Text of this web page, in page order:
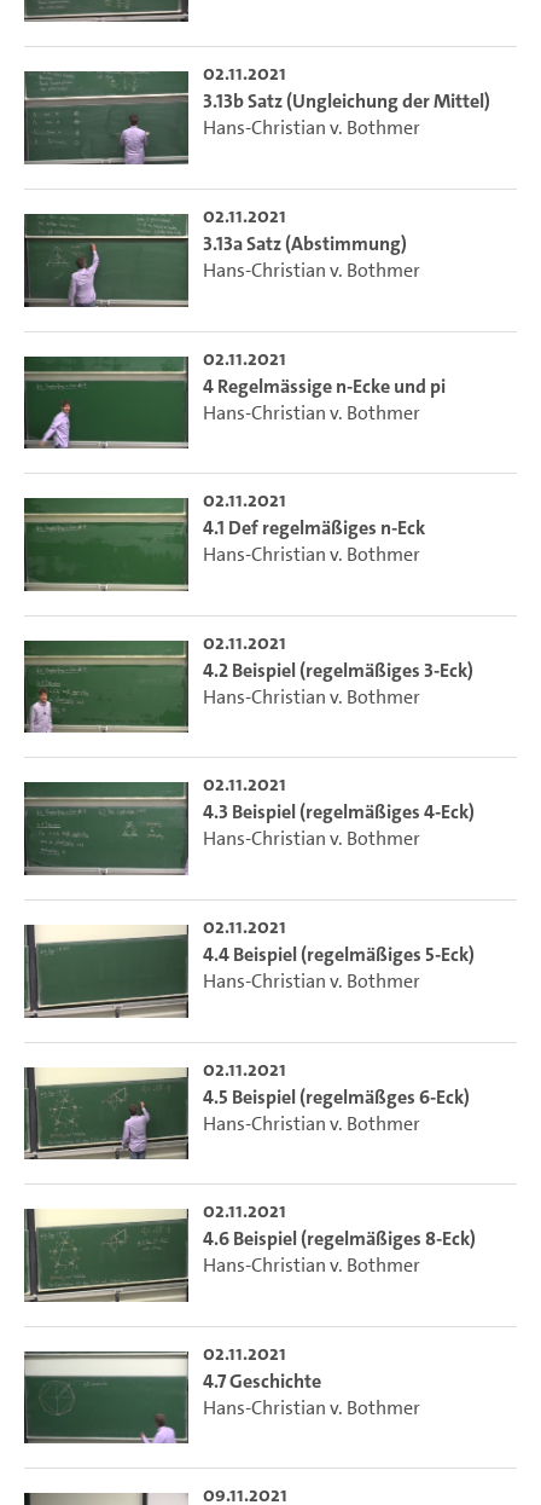
02.11.2021
3.13b Satz (Ungleichung der Mittel)
Hans-Christian v. Bothmer
02.11.2021
3.13a Satz (Abstimmung)
Hans-Christian v. Bothmer
02.11.2021
4 Regelmässige n-Ecke und pi
Hans-Christian v. Bothmer
02.11.2021
4.1 Def regelmäßiges n-Eck
Hans-Christian v. Bothmer
02.11.2021
4.2 Beispiel (regelmäßiges 3-Eck)
Hans-Christian v. Bothmer
02.11.2021
4.3 Beispiel (regelmäßiges 4-Eck)
Hans-Christian v. Bothmer
02.11.2021
4.4 Beispiel (regelmäßiges 5-Eck)
Hans-Christian v. Bothmer
02.11.2021
4.5 Beispiel (regelmäßges 6-Eck)
Hans-Christian v. Bothmer
02.11.2021
4.6 Beispiel (regelmäßiges 8-Eck)
Hans-Christian v. Bothmer
02.11.2021
4.7 Geschichte
Hans-Christian v. Bothmer
09.11.2021